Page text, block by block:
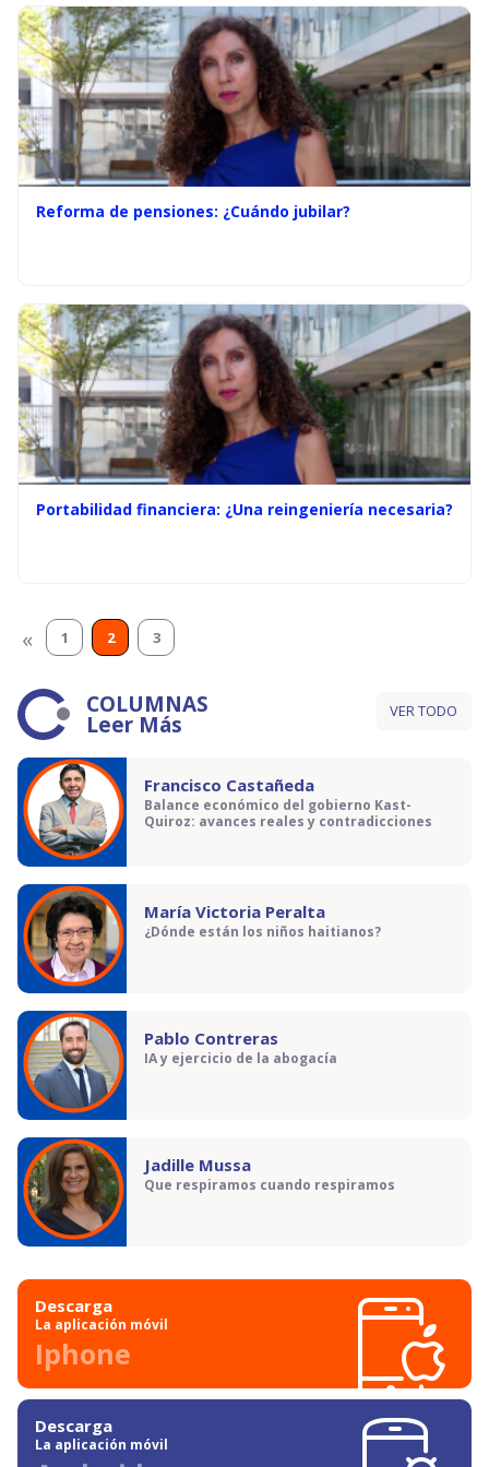
Reforma de pensiones: ¿Cuándo jubilar?
Portabilidad financiera: ¿Una reingeniería necesaria?
« 1 2 3
COLUMNAS
Leer Más VER TODO
Francisco Castañeda
Balance económico del gobierno Kast-
Quiroz: avances reales y contradicciones
María Victoria Peralta
¿Dónde están los niños haitianos?
Pablo Contreras
IA y ejercicio de la abogacía
Jadille Mussa
Que respiramos cuando respiramos
Descarga
La aplicación móvil
Iphone
Descarga
La aplicación móvil